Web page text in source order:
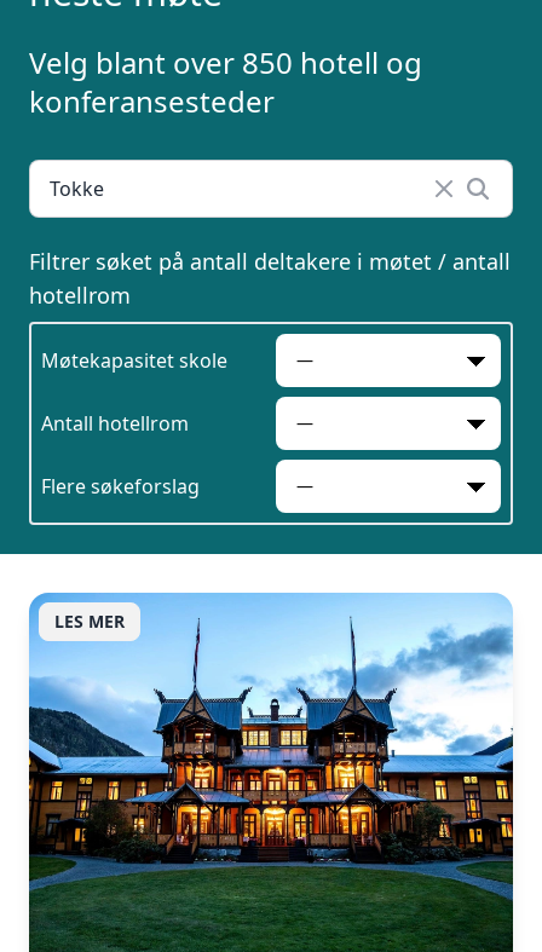
Velg blant over 850 hotell og
konferansesteder
Filtrer søket på antall deltakere i møtet / antall
hotellrom
Møtekapasitet skole
Antall hotellrom
Flere søkeforslag
LES MER
Vi innhenter uforpliktende tilbud, gir
råd og forhandler priser og
betingelser, bestiller på ønsket sted,
gjennomgår kontrakt og følger opp
viktige frister. Tjenesten er kostnadsfri
for deg som kunde, og det er ingen
påslag i prisene.
LUKK VINDU SEND FORESPØRSEL